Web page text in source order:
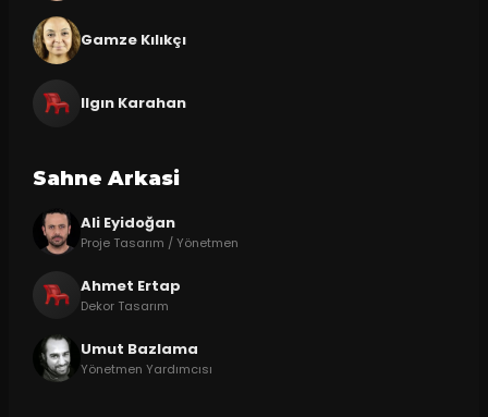
Gamze Kılıkçı
Ilgın Karahan
Sahne Arkasi
Ali Eyidoğan
Proje Tasarım / Yönetmen
Ahmet Ertap
Dekor Tasarım
Umut Bazlama
Yönetmen Yardımcısı